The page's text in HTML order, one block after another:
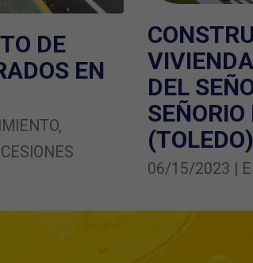
DE
EN
DEL
(TOLEDO)
06/15/2023 |